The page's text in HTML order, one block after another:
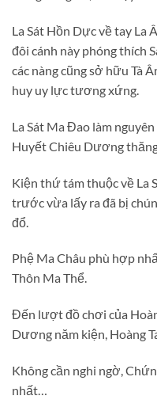
La Sát Hồn Dực về tay La
đôi cánh này phóng thích
các nàng cũng sở hữu Tà
huy uy lực tương xứng.
La Sát Ma Đao làm
Huyết Chiêu Dương thăng
Kiện thứ tám thuộc về La
trước vừa lấy ra đã bị
đổ.
Phệ Ma Châu phù hợp
Thôn Ma Thể.
Đến lượt đồ chơi của
Dương năm kiện, Hoàng
Không cần nghi ngờ,
nhất…